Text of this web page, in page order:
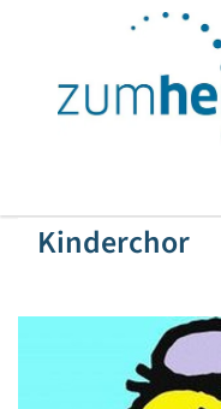
Kinderchor